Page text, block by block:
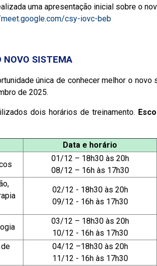
uma apresentação inicial sobre o
csy-iovc-beb
NOVO SISTEMA
única de conhecer melhor o
de 2025.
dois horários de treinamento.
Data e horário
01/12 – 18h30 às 20h
08/12 – 16h às 17h30
02/12 - 18h30 às 20h
09/12 - 16h às 17h30
03/12 – 18h30 às 20h
10/12 - 16h às 17h30
04/12 –18h30 às 20h
11/12 - 16h às 17h30